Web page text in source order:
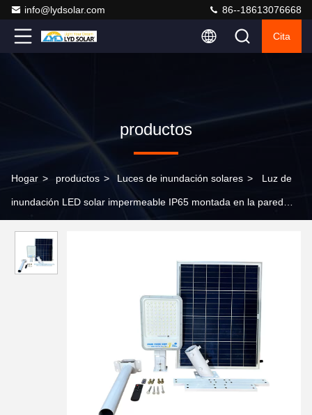
info@lydsolar.com 86--18613076668
Cita
productos
Hogar > productos > Luces de inundación solares > Luz de
inundación LED solar impermeable IP65 montada en la pared